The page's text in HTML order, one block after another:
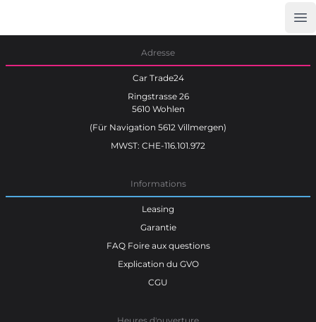
Adresse
Car Trade24
Ringstrasse 26
5610 Wohlen
(Für Navigation 5612 Villmergen)
MWST: CHE-116.101.972
Informations
Leasing
Garantie
FAQ Foire aux questions
Explication du GVO
CGU